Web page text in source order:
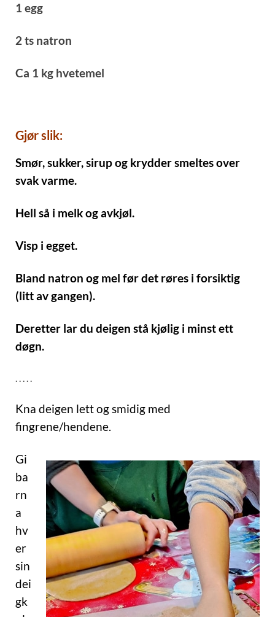
1 egg
2 ts natron
Ca 1 kg hvetemel
Gjør slik:
Smør, sukker, sirup og krydder smeltes over
svak varme.
Hell så i melk og avkjøl.
Visp i egget.
Bland natron og mel før det røres i forsiktig
(litt av gangen).
Deretter lar du deigen stå kjølig i minst ett
døgn.
Kna deigen lett og smidig med
fingrene/hendene.
Gi
ba
rn
a
hv
er
sin
dei
gk